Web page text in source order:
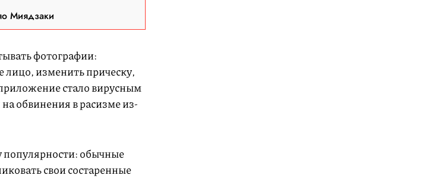
Миядзаки
фотографии:
лицо, изменить прическу,
стало вирусным
обвинения в расизме из-
популярности: обычные
свои состаренные